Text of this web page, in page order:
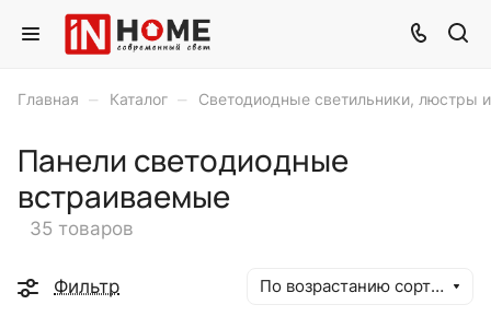
Главная – Каталог – Светодиодные светильники, люстры
Панели светодиодные
встраиваемые
35 товаров
Фильтр По возрастанию сортировки